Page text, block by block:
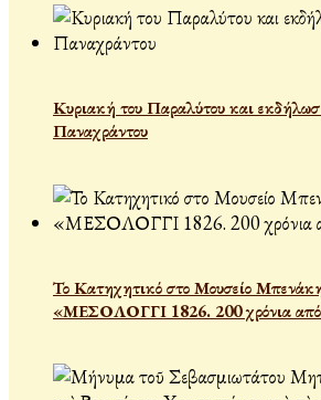
Κυριακή του Παραλύτου και
Παναχράντου
Το Κατηχητικό στο Μουσείο
«ΜΕΣΟΛΟΓΓΙ 1826. 200 χρόνια από